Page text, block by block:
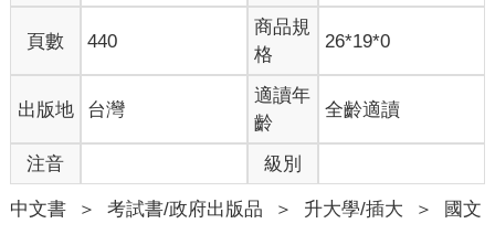
頁數 440
商品規
格
26*19*0
出版地 台灣
適讀年
齡
全齡適讀
注音 級別
中文書 ＞ 考試書/政府出版品 ＞ 升大學/插大 ＞ 國文